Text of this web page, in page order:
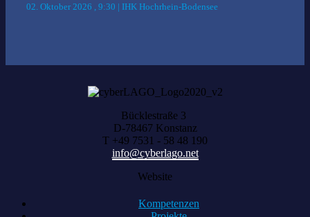
02. Oktober 2026 , 9:30 | IHK Hochrhein-Bodensee
Bücklestraße 3
D-78467 Konstanz
T +49 7531 - 58 48 190
info@cyberlago.net
Website
Kompetenzen